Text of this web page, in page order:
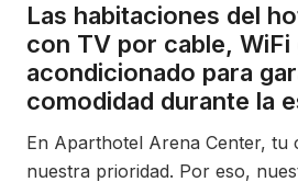
Las habitaciones del
con TV por cable,
acondicionado para
comodidad durante la
En Aparthotel Arena Center, tu
nuestra prioridad. Por eso,